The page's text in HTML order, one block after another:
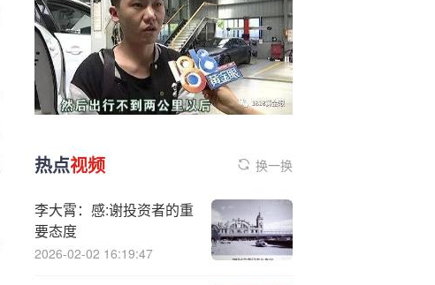
热点视频 换一换
李大霄：感:谢投资者的重
要态度
2026-02-02 16:19:47